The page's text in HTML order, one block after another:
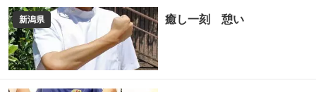
新潟県 癒し一刻 憩い